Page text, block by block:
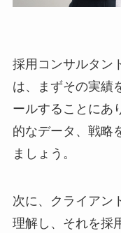
採用コンサルタン
は、まずその実績
ールすることにあ
的なデータ、戦略
ましょう。
次に、クライアン
理解し、それを採